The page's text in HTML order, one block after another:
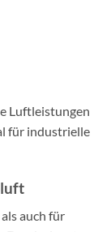
Luftleistungen
für industrielle
auch für